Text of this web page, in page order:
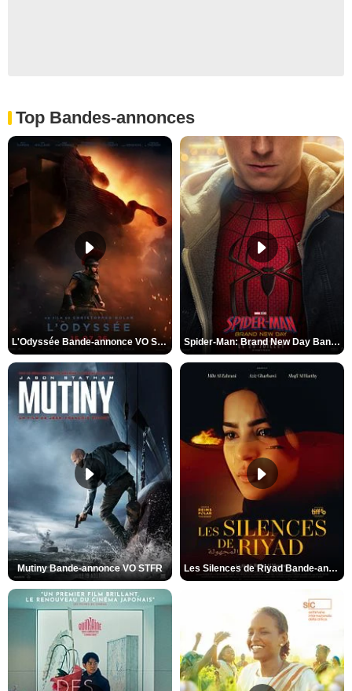
Top Bandes-annonces
L'Odyssée Bande-annonce VO STFR Spider-Man: Brand New Day Bande-annonce VO STFR
Mutiny Bande-annonce VO STFR Les Silences de Riyad Bande-annonce VO STFR